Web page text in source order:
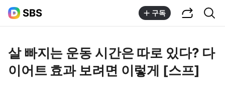
SBS 구독
살 빠지는 운동 시간은 따로 있다? 다
이어트 효과 보려면 이렇게 [스프]